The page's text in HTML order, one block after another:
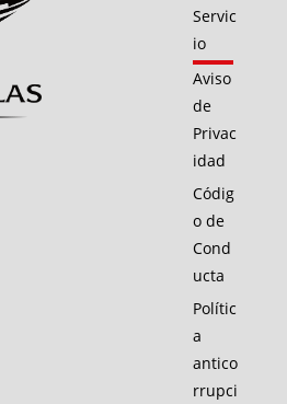
Servic
io
Aviso
de
Privac
idad
Códig
o de
Cond
ucta
Polític
a
antico
rrupci